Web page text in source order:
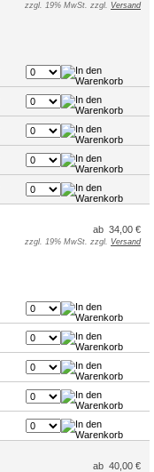
zzgl. 19% MwSt. zzgl. Versand
ab 34,00 €
zzgl. 19% MwSt. zzgl. Versand
ab 40,00 €